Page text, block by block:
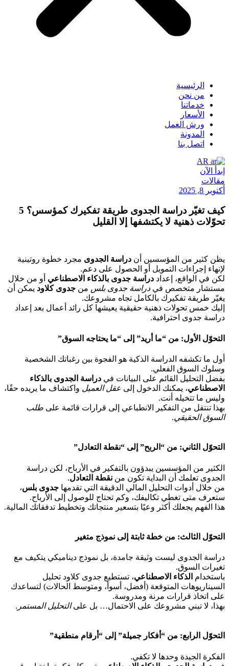
الرئيسية
من نحن
خدماتنا
الأسعار
ورش العمل
المدونة
اتصل بنا
AR
إبدأ الآن
مقالات
أكتوبر 8, 2025
كيف تغيّر دراسة الجدوى طريقة تفكيرك كمؤسس؟ 5
تحوّلات ذهنية لا يكتشفها إلا القليل
يظن كثير من المؤسسين أندراسة الجدوىمجرد خطوة روتينية
لإنهاء إجراءات التمويل أو الحصول على دعم.
لكن في الواقع، إعداددراسة جدوى بالذكاء الاصطناعيأو من خلال
مستشار متخصص في دراسة جدوى بلس منجدوى كلاوديمكن أن
يغيّر طريقة تفكيرك بالكامل تجاه مشروعك.
إليك خمس تحولات ذهنية حقيقية يعيشها كل رائد أعمال بعد إعداد
دراسة جدوى احترافية.
التحوّل الأول: من “ما أريد” إلى “ما يحتاجه السوق”
أول ما تكشفه الدراسة الذكية هو الفجوة بين رغباتك الشخصية
وسلوك السوق الفعلي.
بفضل التحليل القائم على البيانات في دراسة الجدوى بالذكاء
الاصطناعي ، يمكنك الدخول إلى عقل العميل واكتشاف ما يريده حقًا،
وليس ما تتخيله أنت.
بهذا تنتقل من التفكير الانطباعي إلى قرارات قائمة على طلب
السوق الحقيقي
التحوّل الثاني: من “الربح” إلى “نقطة التعادل”
الكثير من المؤسسين يبدؤون بالتفكير في الأرباح، لكن دراسة
الجدوى تعلمك أن البداية تكون مننقطة التعادل
من خلال أدوات التحليل المالي الدقيقة التي تقدمهاجدوى بلس ،
ستعرف متى تغطي تكاليفك، وكم تحتاج للوصول إلى الأرباح.
هذا الفهم يجعلك أكثر وعيًا بتسعير منتجاتك وتخطيط تدفقاتك المالية.
التحوّل الثالث: من خطة ثابتة إلى نموذج متغير
دراسة الجدوى ليست وثيقة جامدة، بل نموذج ديناميكي يتكيف مع
تغيرات السوق.
باستخدامالذكاء الاصطناعي ، تستطيع جدوى كلاود تحليل
السيناريوهات المتوقعة (أفضل، أسوأ، ومتوسط الحالات) لتساعدك
على اتخاذ قرارات مرنة ومدروسة.
بهذا، لا تبني مشروعك على الاحتمال… بل على التحليل المستمر.
التحوّل الرابع: من “أفكار جميلة” إلى “أرقام منطقية”
الفكرة الجيدة وحدها لا تكفي.